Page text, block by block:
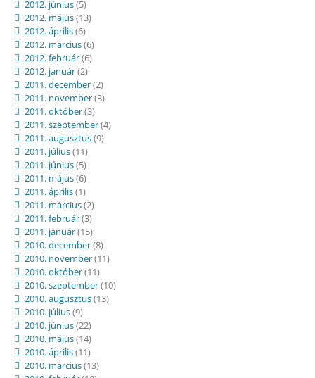
2012. június(5)
2012. május(13)
2012. április(6)
2012. március(6)
2012. február(6)
2012. január(2)
2011. december(2)
2011. november(3)
2011. október(3)
2011. szeptember(4)
2011. augusztus(9)
2011. július(11)
2011. június(5)
2011. május(6)
2011. április(1)
2011. március(2)
2011. február(3)
2011. január(15)
2010. december(8)
2010. november(11)
2010. október(11)
2010. szeptember(10)
2010. augusztus(13)
2010. július(9)
2010. június(22)
2010. május(14)
2010. április(11)
2010. március(13)